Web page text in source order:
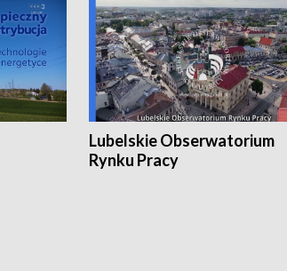
Lubelskie Obserwatorium
Rynku Pracy